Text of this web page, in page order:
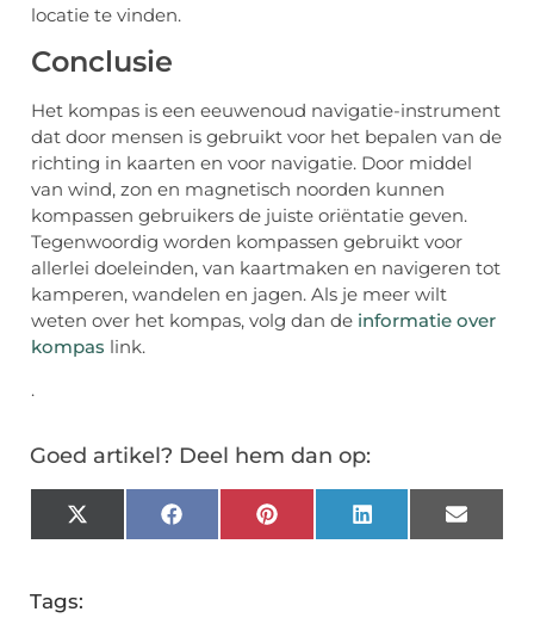
locatie te vinden.
Conclusie
Het kompas is een eeuwenoud navigatie-instrument
dat door mensen is gebruikt voor het bepalen van de
richting in kaarten en voor navigatie. Door middel
van wind, zon en magnetisch noorden kunnen
kompassen gebruikers de juiste oriëntatie geven.
Tegenwoordig worden kompassen gebruikt voor
allerlei doeleinden, van kaartmaken en navigeren tot
kamperen, wandelen en jagen. Als je meer wilt
weten over het kompas, volg dan de informatie over
kompas link.
.
Goed artikel? Deel hem dan op:
X
(Twitter)
FacebookPinterestLinkedInEmail
Tags: